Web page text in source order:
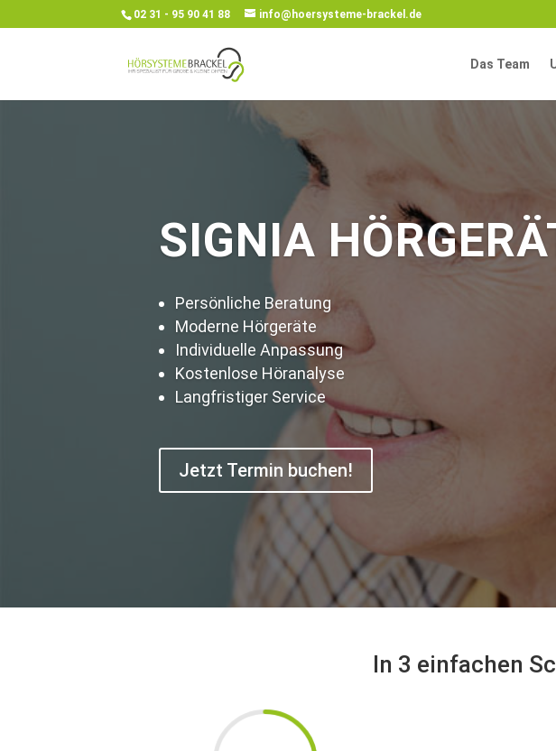
02 31 - 95 90 41 88 info@hoersysteme-brackel.de
Das Team
SIGNIA
Persönliche Beratung
Moderne Hörgeräte
Individuelle Anpassung
Kostenlose Höranalyse
Langfristiger Service
Jetzt Termin buchen!
In 3 einfachen